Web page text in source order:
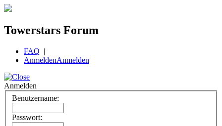
Towerstars Forum
FAQ |
AnmeldenAnmelden
Anmelden
Benutzername:
Passwort: